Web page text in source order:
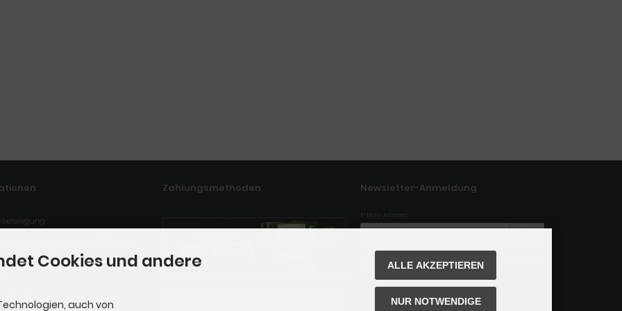
Zahlungsmethoden Newsletter-Anmeldung
E-Mail-Adresse:
konto abbestellt werden.
Cookies und andere
auch von
ALLE AKZEPTIEREN
NUR NOTWENDIGE